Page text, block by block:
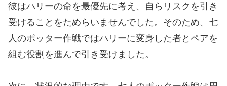
彼はハリーの命を最優先に考え、自らリスクを引き
受けることをためらいませんでした。そのため、七
人のポッター作戦ではハリーに変身した者とペアを
組む役割を進んで引き受けました。